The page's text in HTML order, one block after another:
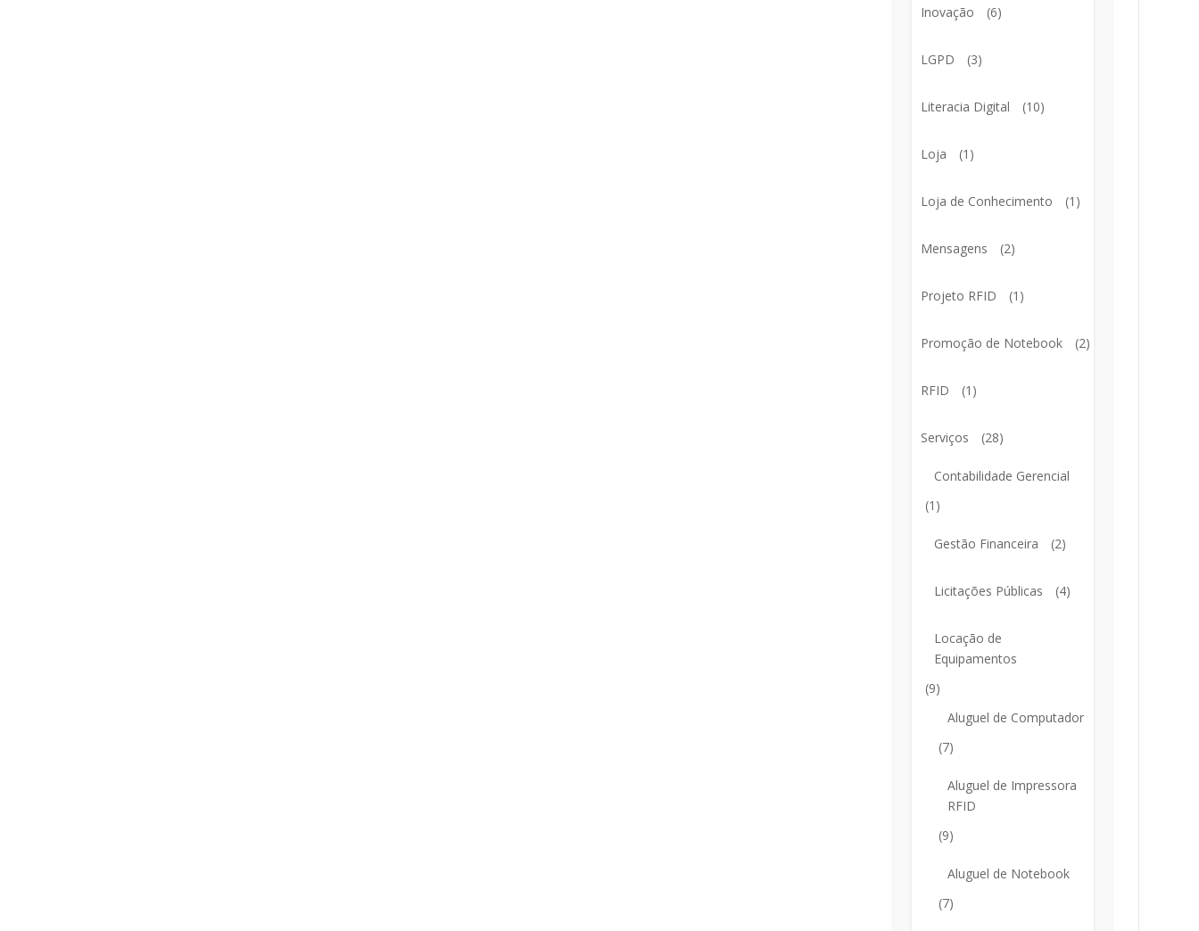
Inovação (6)
LGPD (3)
Literacia Digital (10)
Loja (1)
Loja de Conhecimento (1)
Mensagens (2)
Projeto RFID (1)
Promoção de Notebook (2)
RFID (1)
Serviços (28)
Contabilidade Gerencial
(1)
Gestão Financeira (2)
Licitações Públicas (4)
Locação de
Equipamentos
(9)
Aluguel de Computador
(7)
Aluguel de Impressora
RFID
(9)
Aluguel de Notebook
(7)